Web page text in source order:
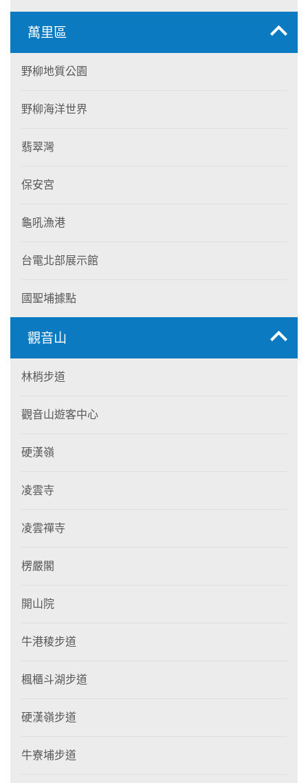
萬里區
野柳地質公園
野柳海洋世界
翡翠灣
保安宮
龜吼漁港
台電北部展示館
國聖埔據點
觀音山
林梢步道
觀音山遊客中心
硬漢嶺
凌雲寺
凌雲禪寺
楞嚴閣
開山院
牛港稜步道
楓櫃斗湖步道
硬漢嶺步道
牛寮埔步道